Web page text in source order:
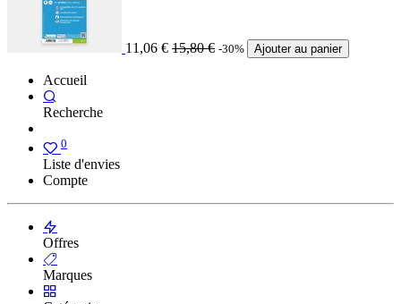
11,06 € 15,80€ -30% Ajouter au panier
Accueil
Recherche
0
Liste d'envies
Compte
Offres
Marques